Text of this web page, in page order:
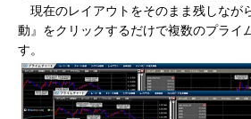
現在のレイアウトをそのまま残しなが
動』をクリックするだけで複数のプライ
す。